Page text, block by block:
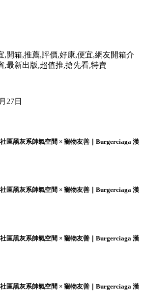
,開箱,推薦,評價,好康,便宜,網友開箱介
,最新出版,超值推,搶先看,特賣
27日
區黑灰系帥氣空間 × 寵物友善｜Burgerciaga 漢
區黑灰系帥氣空間 × 寵物友善｜Burgerciaga 漢
區黑灰系帥氣空間 × 寵物友善｜Burgerciaga 漢
區黑灰系帥氣空間 × 寵物友善｜Burgerciaga 漢